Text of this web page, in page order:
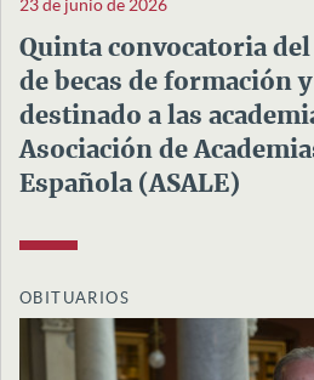
23 de junio de 2026
Quinta convocatoria del
de becas de formación
destinado a las
Asociación de
Española (ASALE)
OBITUARIOS